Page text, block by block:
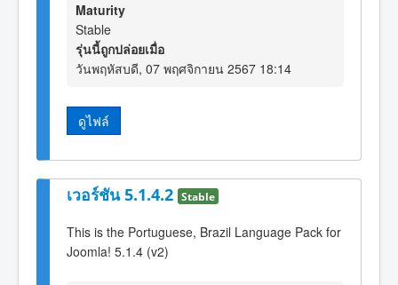
Maturity
Stable
รุ่นนี้ถูกปล่อยเมื่อ
วันพฤหัสบดี, 07 พฤศจิกายน 2567 18:14
ดูไฟล์
เวอร์ชัน 5.1.4.2 Stable
This is the Portuguese, Brazil Language Pack for
Joomla! 5.1.4 (v2)